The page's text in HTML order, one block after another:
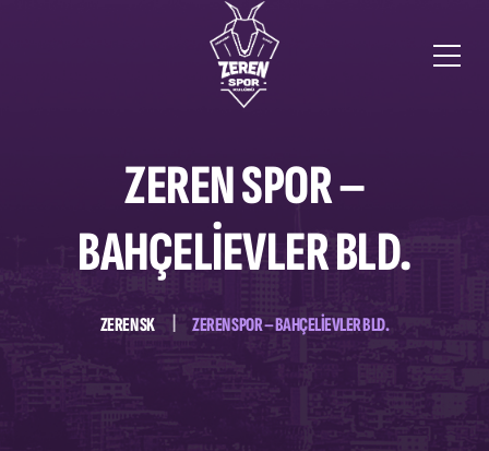
ZEREN SPOR –
BAHÇELİEVLER BLD.
ZEREN SK ZEREN SPOR – BAHÇELİEVLER BLD.